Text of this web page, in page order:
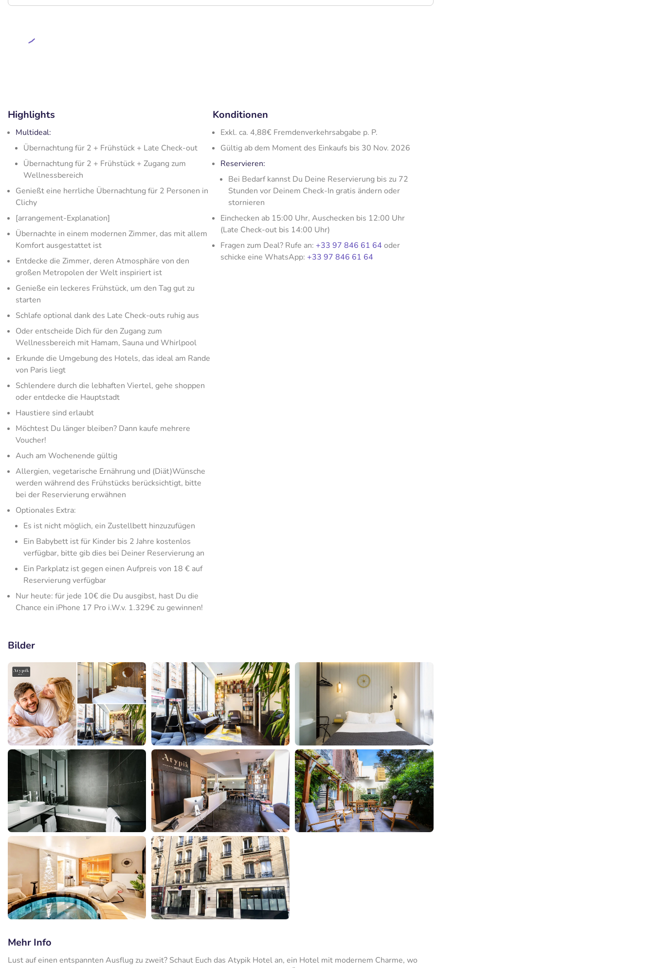
Highlights
Multideal:
Übernachtung für 2 + Frühstück + Late Check-out
Übernachtung für 2 + Frühstück + Zugang zum
Wellnessbereich
Genießt eine herrliche Übernachtung für 2 Personen in
Clichy
[arrangement-Explanation]
Übernachte in einem modernen Zimmer, das mit allem
Komfort ausgestattet ist
Entdecke die Zimmer, deren Atmosphäre von den
großen Metropolen der Welt inspiriert ist
Genieße ein leckeres Frühstück, um den Tag gut zu
starten
Schlafe optional dank des Late Check-outs ruhig aus
Oder entscheide Dich für den Zugang zum
Wellnessbereich mit Hamam, Sauna und Whirlpool
Erkunde die Umgebung des Hotels, das ideal am Rande
von Paris liegt
Schlendere durch die lebhaften Viertel, gehe shoppen
oder entdecke die Hauptstadt
Haustiere sind erlaubt
Möchtest Du länger bleiben? Dann kaufe mehrere
Voucher!
Auch am Wochenende gültig
Allergien, vegetarische Ernährung und (Diät)Wünsche
werden während des Frühstücks berücksichtigt, bitte
bei der Reservierung erwähnen
Optionales Extra:
Es ist nicht möglich, ein Zustellbett hinzuzufügen
Ein Babybett ist für Kinder bis 2 Jahre kostenlos
verfügbar, bitte gib dies bei Deiner Reservierung an
Ein Parkplatz ist gegen einen Aufpreis von 18 € auf
Reservierung verfügbar
Nur heute: für jede 10€ die Du ausgibst, hast Du die
Chance ein iPhone 17 Pro i.W.v. 1.329€ zu gewinnen!
Konditionen
Exkl. ca. 4,88€ Fremdenverkehrsabgabe p. P.
Gültig ab dem Moment des Einkaufs bis 30 Nov. 2026
Reservieren:
Bei Bedarf kannst Du Deine Reservierung bis zu 72
Stunden vor Deinem Check-In gratis ändern oder
stornieren
Einchecken ab 15:00 Uhr, Auschecken bis 12:00 Uhr
(Late Check-out bis 14:00 Uhr)
Fragen zum Deal? Rufe an: +33 97 846 61 64 oder
schicke eine WhatsApp: +33 97 846 61 64
Bilder
Mehr Info
Lust auf einen entspannten Ausflug zu zweit? Schaut Euch das Atypik Hotel an, ein Hotel mit modernem Charme, wo